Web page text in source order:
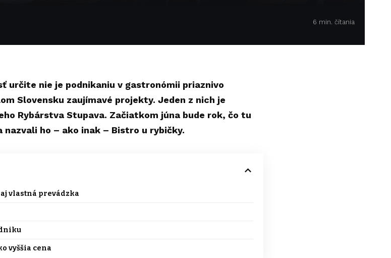
6 min. čítania
určite nie je podnikaniu v gastronómii priaznivo
Slovensku zaujímavé projekty. Jeden z nich je
Rybárstva Stupava. Začiatkom júna bude rok, čo tu
ho – ako inak – Bistro u rybičky.
vlastná prevádzka
vyššia cena